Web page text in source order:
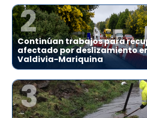
2
Continúan trabajos para
afectado por deslizamiento
Valdivia-Mariquina
3